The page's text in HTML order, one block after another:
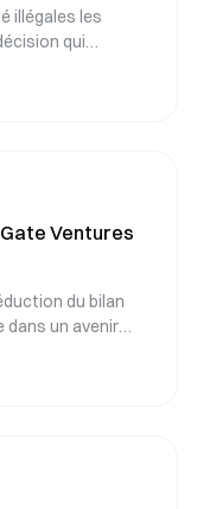
illégales les
qui
nominale sur le
Ventures
du bilan
dans un avenir